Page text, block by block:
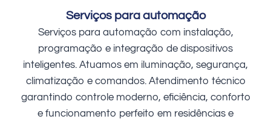
Serviços para automação
Serviços para automação com instalação,
programação e integração de dispositivos
inteligentes. Atuamos em iluminação, segurança,
climatização e comandos. Atendimento técnico
garantindo controle moderno, eficiência, conforto
e funcionamento perfeito em residências e